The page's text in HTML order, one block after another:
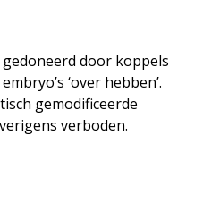
door koppels
‘over hebben’.
gemodificeerde
verboden.